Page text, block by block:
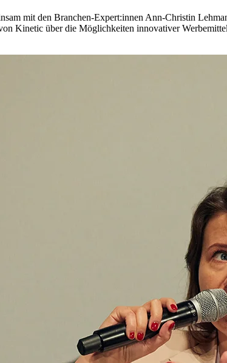
mit den Branchen-Expert:innen Ann-Christin
Kinetic über die Möglichkeiten innovativer